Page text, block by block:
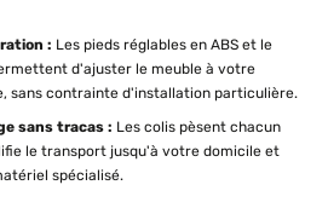
: Les pieds réglables en ABS et le
d'ajuster le meuble à votre
sans contrainte d'installation particulière.
sans tracas : Les colis pèsent chacun
le transport jusqu'à votre domicile et
spécialisé.